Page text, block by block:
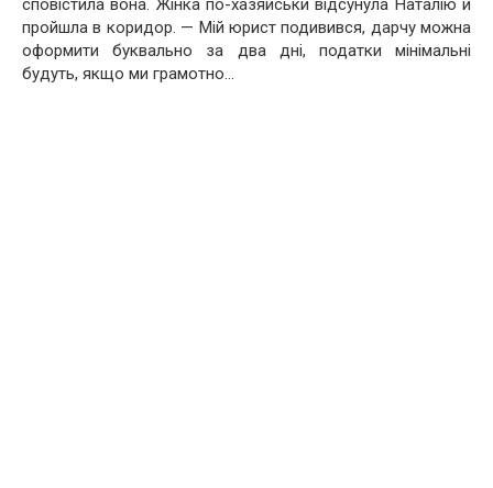
сповістила вона. Жінка по-хазяйськи відсунула Наталію й
пройшла в коридор. — Мій юрист подивився, дарчу можна
оформити буквально за два дні, податки мінімальні
будуть, якщо ми грамотно…